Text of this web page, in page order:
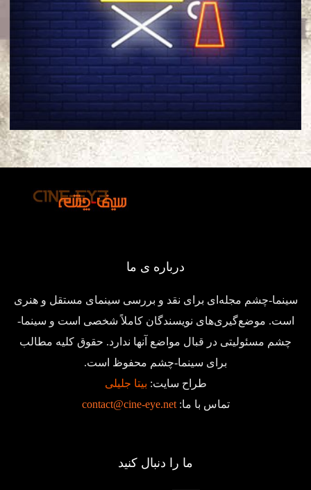
درباره ی ما
سینما-چشم مجله‌ای برای نقد و بررسی سینمای مستقل و هنری
است. موضع‌گیری‌های نویسندگان کاملاً شخصی است و سینما-
چشم مسئولیتی در قبال مواضع آنها ندارد. حقوق کلیه مطالب
برای سینما-چشم محفوظ است.
طراح سایت: بیتا جلیلی
تماس با ما:contact@cine-eye.net
ما را دنبال کنید